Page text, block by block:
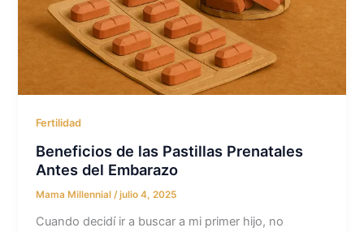
Fertilidad
Beneficios de las Pastillas Prenatales
Antes del Embarazo
Mama Millennial/julio 4, 2025
Cuando decidí ir a buscar a mi primer hijo, no